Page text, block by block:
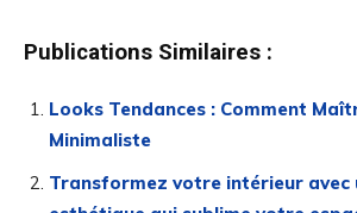
Publications Similaires :
Looks Tendances : Comment
Minimaliste
Transformez votre intérieur avec